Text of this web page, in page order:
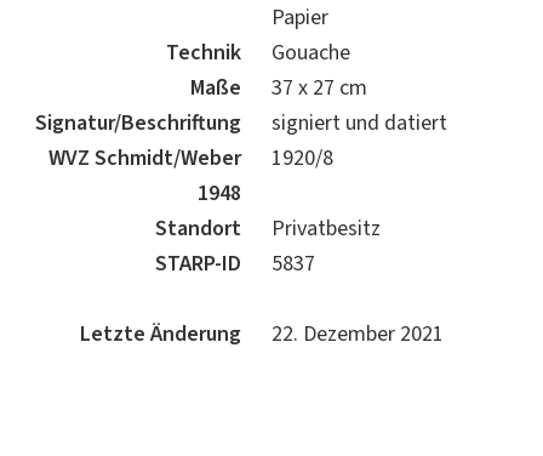
Papier
Technik
Gouache
Maße
37 x 27 cm
Signatur/Beschriftung
signiert und datiert
WVZ Schmidt/Weber
1948
1920/8
Standort
Privatbesitz
STARP-ID
5837
Letzte Änderung 22. Dezember 2021